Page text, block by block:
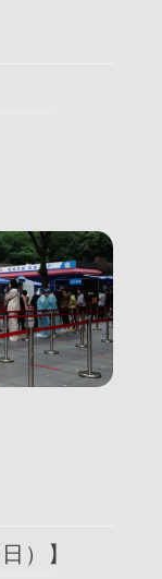
）】